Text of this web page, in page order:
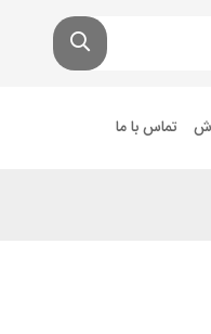
تماس با ما